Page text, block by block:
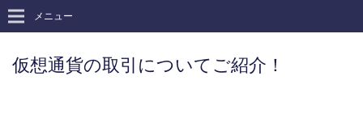
仮想通貨の取引についてご紹介！
メニュー